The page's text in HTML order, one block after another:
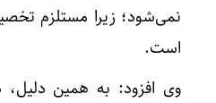
نمی‌شود؛ زیرا مستلزم
است.
وی افزود: به همین